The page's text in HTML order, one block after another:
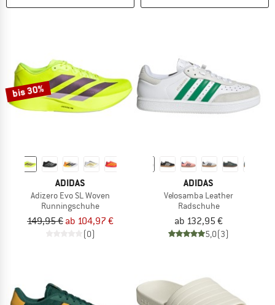
bis 30%
ADIDAS
Adizero Evo SL Woven
Runningschuhe
149,95 € ab 104,97 €
(0)
ADIDAS
Velosamba Leather
Radschuhe
ab 132,95 €
5,0(3)